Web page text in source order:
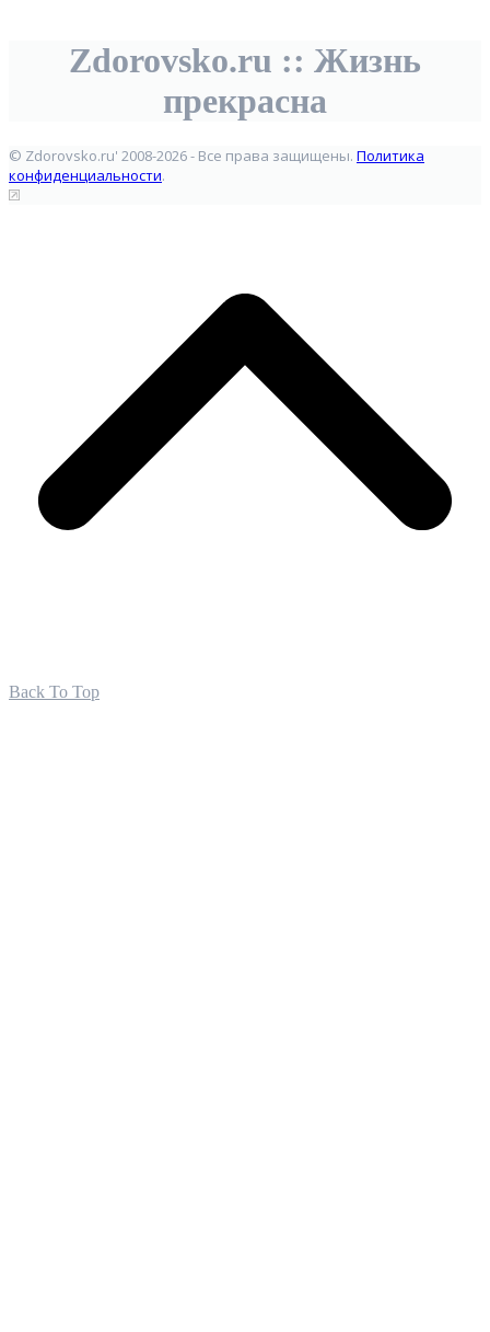
Zdorovsko.ru :: Жизнь
прекрасна
© Zdorovsko.ru' 2008-2026 - Все права защищены. Политика
конфиденциальности.
Back To Top